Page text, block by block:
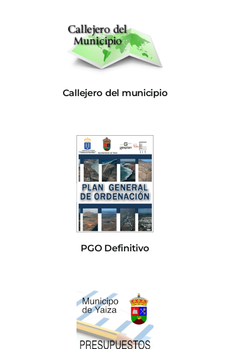
Callejero del municipio
PGO Definitivo